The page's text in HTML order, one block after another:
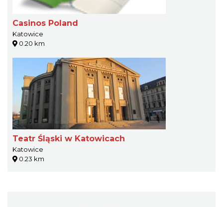
Casinos Poland
Katowice
0.20 km
Teatr Śląski w Katowicach
Katowice
0.23 km